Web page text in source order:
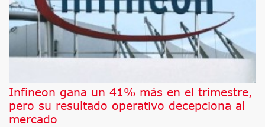
Infineon gana un 41% más en el trimestre,
pero su resultado operativo decepciona al
mercado